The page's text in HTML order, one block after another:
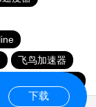
飞鸟加速器
黑洞nvp加速器
下载